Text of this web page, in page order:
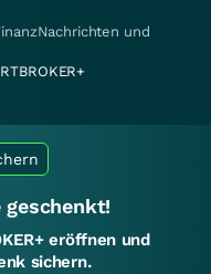
und
eröffnen und
sichern.